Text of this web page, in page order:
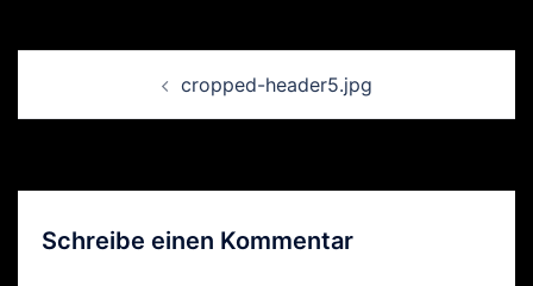
Navigation cropped-header5.jpg
Schreibe einen Kommentar